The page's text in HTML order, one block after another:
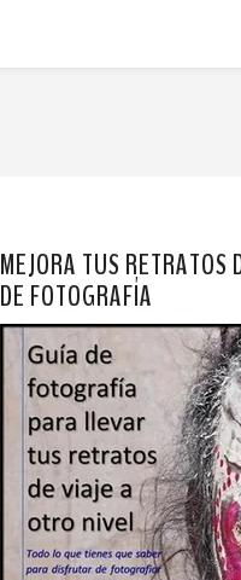
MEJORA TUS RETRATOS
DE FOTOGRAFÍA